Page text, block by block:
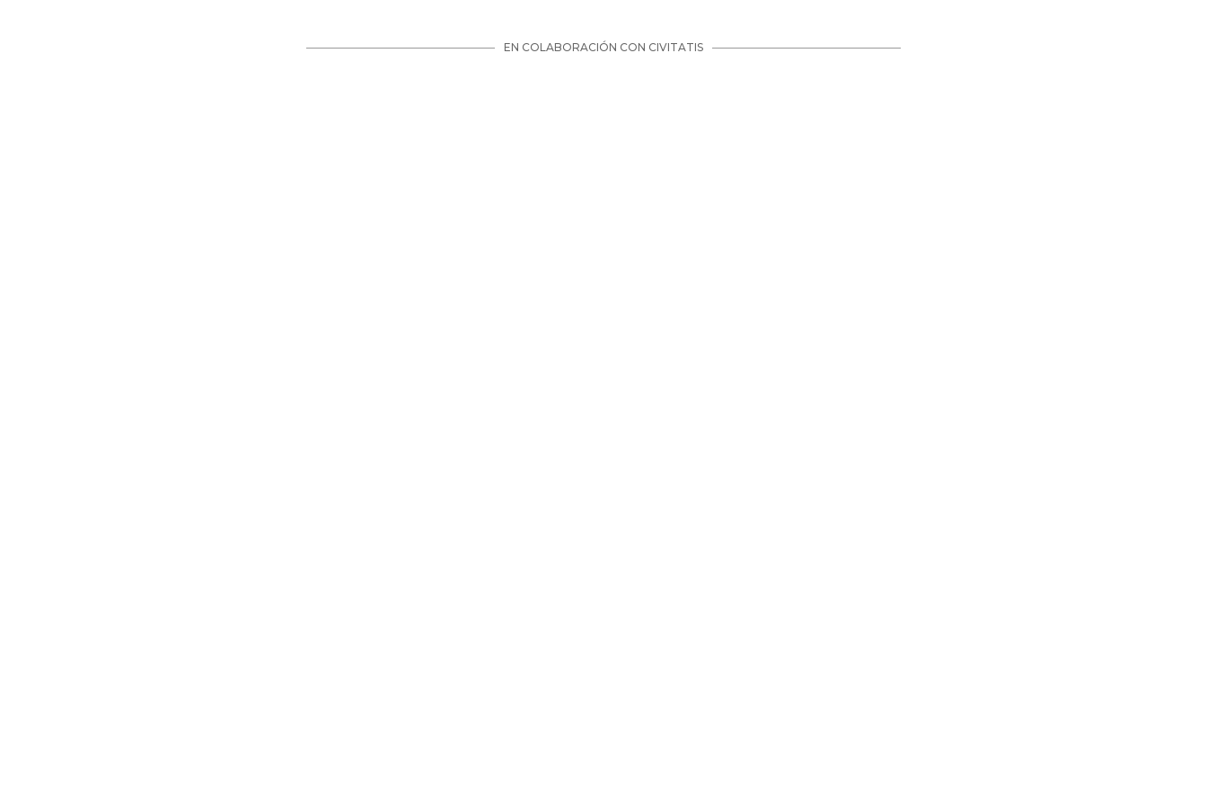
EN COLABORACIÓN CON CIVITATIS